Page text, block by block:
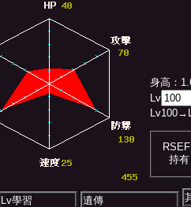
身高：
Lv
Lv100
持有
Lv學習
遺傳